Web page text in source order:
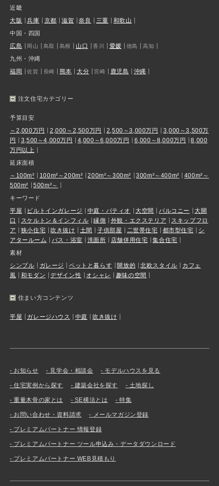
近畿
大阪
兵庫 京都 滋賀 奈良 三重
和歌山
中国・四国
広島
岡山 鳥取 島根 山口 香川 愛媛 徳島 高知
九州・沖縄
福岡
佐賀 長崎 熊本 大分 宮崎 鹿児島 沖縄
注文住宅カテゴリー
予算目安
～2,000万円
2,000～2,500万円 2,500～3,000万円
3,000～3,500万
円
3,500～4,000万円 4,000～6,000万円 6,000～8,000万円
8,000
万円以上
延床面積
～100m²
100m²～200m² 200m²～300m² 300m²～400m²
400m²～
500m²
500m²～
キーワード
平屋
ビルトインガレージ 中庭・パティオ 大空間 バルコニー
大開
口
スケルトン＆インフィル 縁側 外観・エクステリア
スキップフロ
ア
狭小住宅 吹き抜け 土間 子供部屋 二世帯住宅 都市型住宅
シ
アタールーム
バス・浴室 洗面所 店舗併用住宅
集合住宅
素材
シンプル
ガレージ ペットと暮らす 開放的 北欧スタイル
カフェ
風
和モダン デザイン性 オシャレ 趣味の空間
住まい方コンテンツ
平屋 ガレージハウス 中庭 吹き抜け
お知らせ 見学会・相談会 モデルハウスを見る
住宅実例から探す 建築会社を探す 土地探し
重量木骨の家とは SE構法とは 特集
お問い合わせ・資料請求 メールマガジン登録
プレミアムパートナー 情報登録
プレミアムパートナー ツール申込み・データダウンロード
プレミアムパートナー WEB見積もり